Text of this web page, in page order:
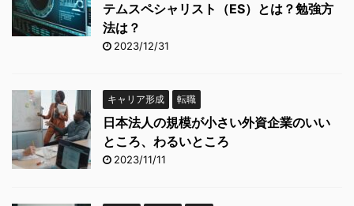
テムスペシャリスト（ES）とは？勉強方
法は？
2023/12/31
キャリア形成 転職
日本法人の規模が小さい外資企業のいい
ところ、わるいところ
2023/11/11